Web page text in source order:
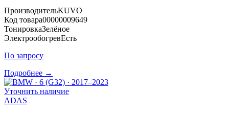
ПроизводительKUVO
Код товара00000009649
ТонировкаЗелёное
ЭлектрообогревЕсть
По запросу
Подробнее →
Уточнить наличие
ADAS